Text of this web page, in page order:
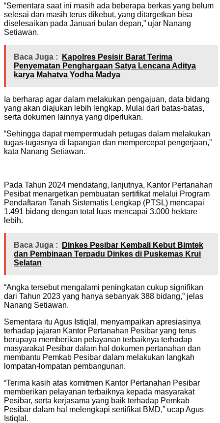
“Sementara saat ini masih ada beberapa berkas yang belum
selesai dan masih terus dikebut, yang ditargetkan bisa
diselesaikan pada Januari bulan depan,” ujar Nanang
Setiawan.
Baca Juga :
Kapolres Pesisir Barat Terima
Penyematan Penghargaan Satya Lencana Aditya
karya Mahatva Yodha Madya
Ia berharap agar dalam melakukan pengajuan, data bidang
yang akan diajukan lebih lengkap. Mulai dari batas-batas,
serta dokumen lainnya yang diperlukan.
“Sehingga dapat mempermudah petugas dalam melakukan
tugas-tugasnya di lapangan dan mempercepat pengerjaan,”
kata Nanang Setiawan.
Pada Tahun 2024 mendatang, lanjutnya, Kantor Pertanahan
Pesibat menargetkan pembuatan sertifikat melalui Program
Pendaftaran Tanah Sistematis Lengkap (PTSL) mencapai
1.491 bidang dengan total luas mencapai 3.000 hektare
lebih.
Baca Juga :
Dinkes Pesibar Kembali Kebut Bimtek
dan Pembinaan Terpadu Dinkes di Puskemas Krui
Selatan
“Angka tersebut mengalami peningkatan cukup signifikan
dari Tahun 2023 yang hanya sebanyak 388 bidang,” jelas
Nanang Setiawan.
Sementara itu Agus Istiqlal, menyampaikan apresiasinya
terhadap jajaran Kantor Pertanahan Pesibar yang terus
berupaya memberikan pelayanan terbaiknya terhadap
masyarakat Pesibar dalam hal dokumen pertanahan dan
membantu Pemkab Pesibar dalam melakukan langkah
lompatan-lompatan pembangunan.
“Terima kasih atas komitmen Kantor Pertanahan Pesibar
memberikan pelayanan terbaiknya kepada masyarakat
Pesibar, serta kerjasama yang baik terhadap Pemkab
Pesibar dalam hal melengkapi sertifikat BMD,” ucap Agus
Istiqlal.